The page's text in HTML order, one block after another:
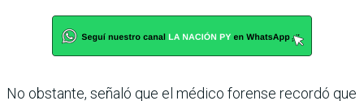
No obstante, señaló que el médico forense recordó que